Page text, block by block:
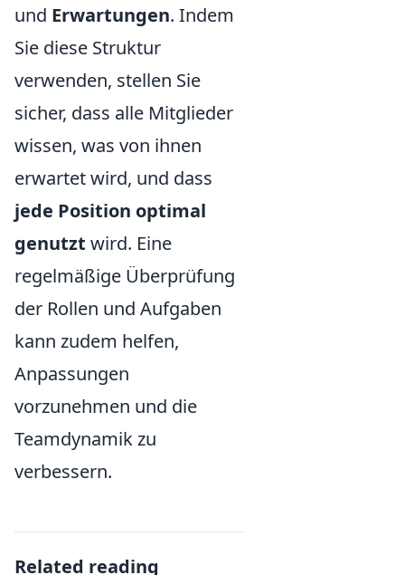
und Erwartungen. Indem
Sie diese Struktur
verwenden, stellen Sie
sicher, dass alle Mitglieder
wissen, was von ihnen
erwartet wird, und dass
jede Position optimal
genutzt wird. Eine
regelmäßige Überprüfung
der Rollen und Aufgaben
kann zudem helfen,
Anpassungen
vorzunehmen und die
Teamdynamik zu
verbessern.
Related reading